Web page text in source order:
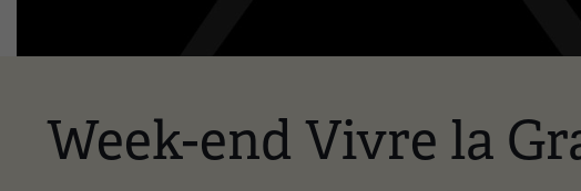
Week-end Vivre la